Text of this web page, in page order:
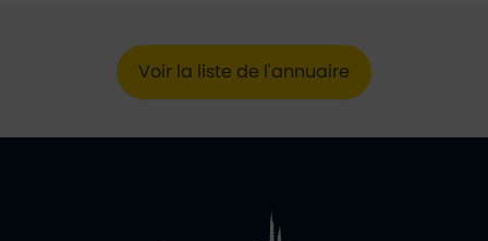
Voir la liste de l'annuaire